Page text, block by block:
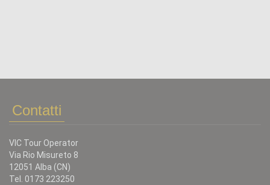
Contatti
VIC Tour Operator
Via Rio Misureto 8
12051 Alba (CN)
Tel. 0173 223250